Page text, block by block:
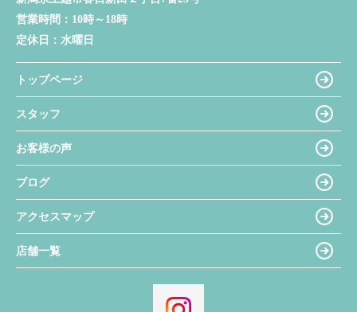
営業時間： 10時～18時
定休日： 水曜日
トップページ
スタッフ
お客様の声
ブログ
アクセスマップ
店舗一覧